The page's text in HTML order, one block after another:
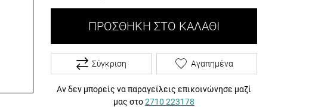
ΠΡΟΣΘΉΚΗ ΣΤΟ ΚΑΛΆΘΙ
Σύγκριση Αγαπημένα
Αν δεν μπορείς να παραγείλεις επικοινώνησε μαζί
μας στο2710 223178